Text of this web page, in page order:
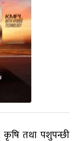
कृषि तथा पशुपन्छी